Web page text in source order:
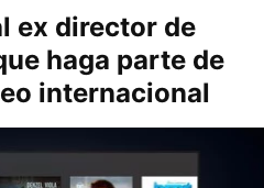
ex director de
haga parte de
internacional